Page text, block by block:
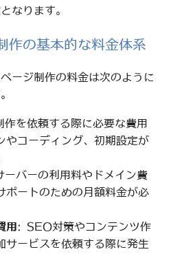
なります。
作の基本的な料金体系
ージ制作の料金は次のように
作を依頼する際に必要な費用
やコーディング、初期設定が
ーバーの利用料やドメイン費
ポートのための月額料金が必
用: SEO対策やコンテンツ作
サービスを依頼する際に発生